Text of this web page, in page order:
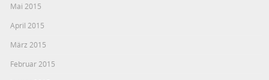
Mai 2015
April 2015
März 2015
Februar 2015